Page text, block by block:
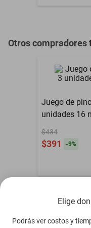
Elige
Podrás ver costos y
Otros compradores